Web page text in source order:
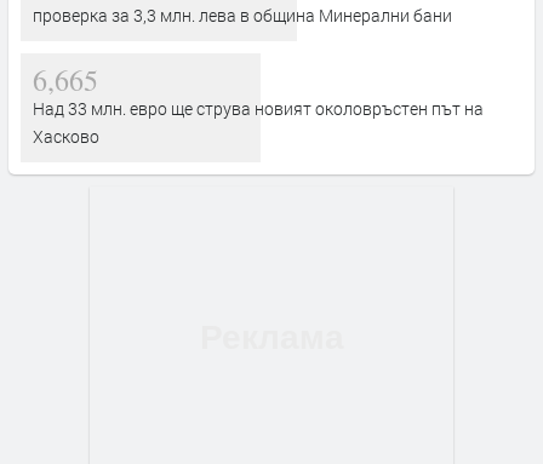
проверка за 3,3 млн. лева в община Минерални бани
6,665
Над 33 млн. евро ще струва новият околовръстен път на
Хасково